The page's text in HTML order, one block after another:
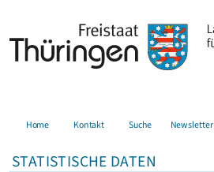
Home Kontakt Suche Newsletter
STATISTISCHE DATEN